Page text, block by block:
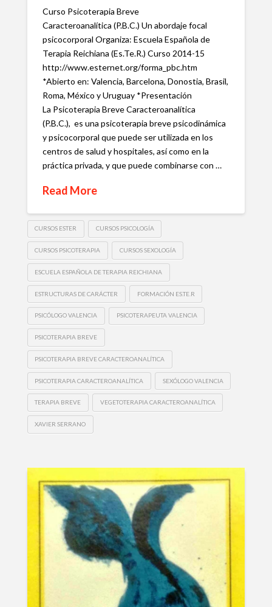
Curso Psicoterapia Breve
Caracteroanalítica (P.B.C.) Un abordaje focal
psicocorporal Organiza: Escuela Española de
Terapia Reichiana (Es.Te.R.) Curso 2014-15
http://www.esternet.org/forma_pbc.htm
*Abierto en: Valencia, Barcelona, Donostia, Brasil,
Roma, México y Uruguay *Presentación
La Psicoterapia Breve Caracteroanalítica
(P.B.C.), es una psicoterapia breve psicodinámica
y psicocorporal que puede ser utilizada en los
centros de salud y hospitales, así como en la
práctica privada, y que puede combinarse con …
Read More
CURSOS ESTER CURSOS PSICOLOGÍA
CURSOS PSICOTERAPIA CURSOS SEXOLOGÍA
ESCUELA ESPAÑOLA DE TERAPIA REICHIANA
ESTRUCTURAS DE CARÁCTER FORMACIÓN ES.TE.R
PSICÓLOGO VALENCIA PSICOTERAPEUTA VALENCIA
PSICOTERAPIA BREVE
PSICOTERAPIA BREVE CARACTEROANALÍTICA
PSICOTERAPIA CARACTEROANALÍTICA SEXÓLOGO VALENCIA
TERAPIA BREVE VEGETOTERAPIA CARACTEROANALÍTICA
XAVIER SERRANO